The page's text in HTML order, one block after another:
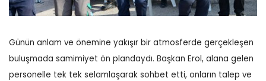
Günün anlam ve önemine yakışır bir atmosferde gerçekleşen
buluşmada samimiyet ön plandaydı. Başkan Erol, alana gelen
personelle tek tek selamlaşarak sohbet etti, onların talep ve